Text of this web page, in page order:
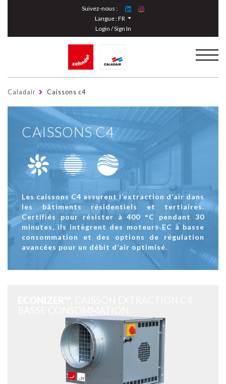
Suivez-nous :
Langue :FR
Login / Sign In
Caladair Caissons c4
CAISSONS C4
Les caissons C4 assurent l’extraction d’air dans
les bâtiments résidentiels et tertiaires.
Certifiés pour résister à 400 °C pendant 30
minutes, ils intègrent des moteurs EC à basse
consommation et des options de régulation
avancées pour un débit d’air optimisé.
Cookies management panel